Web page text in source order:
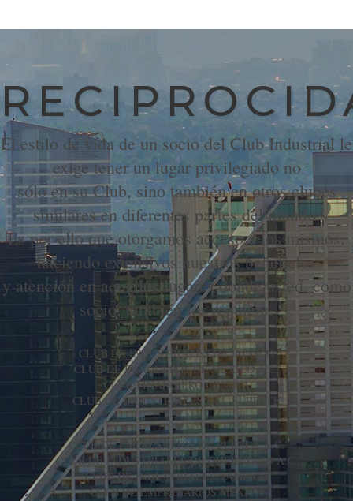
El estilo de vida de un socio del Club Industrial le
exige tener un lugar privilegiado no
sólo en su Club, sino también en otros clubes
similares en diferentes partes del mundo.
Es por ello que otorgamos acceso a los mismos,
haciendo extensivos nuestros beneficios
y atención en aquellos lugares donde usted, como
socio, también los requiere.
CLUB DE INDUSTRIALES DE JALISCO
CLUB DE BANQUEROS DE MÉXICO A.C.
CLUB FINANCIERO GÉNOVA
CLUB DE INDUSTRIALES DEL SURESTE
CLUB DE EMPRESARIOS DE PUEBLA A.C.
CLUB DE INDUSTRIALES DE QUERÉTARO A.C.
CLUB DE INDUSTRIALES TAMPICO
CLUB DE EMPRESARIOS MÉXICO